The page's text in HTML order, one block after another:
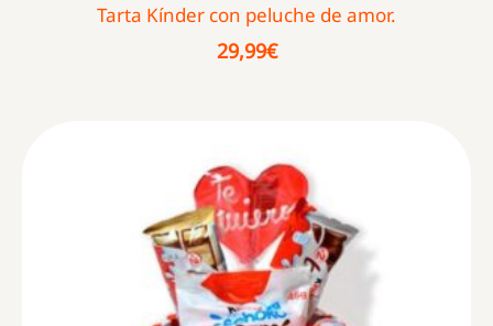
Tarta Kínder con peluche de amor.
29,99€